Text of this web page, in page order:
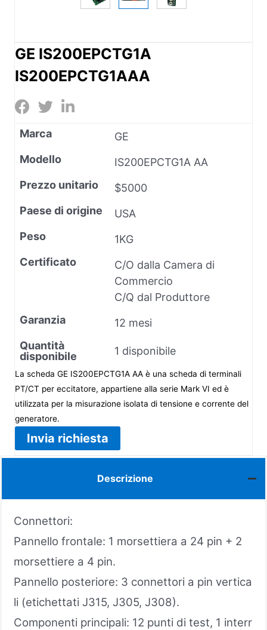
GE IS200EPCTG1A
IS200EPCTG1AAA
Marca
GE
Modello
IS200EPCTG1A AA
Prezzo unitario
$5000
Paese di origine
USA
Peso
1KG
Certificato
C/O dalla Camera di
Commercio
C/Q dal Produttore
Garanzia
12 mesi
Quantità
disponibile
1 disponibile
La scheda GE IS200EPCTG1A AA è una scheda di terminali
PT/CT per eccitatore, appartiene alla serie Mark VI ed è
utilizzata per la misurazione isolata di tensione e corrente del
generatore.
Invia richiesta
Descrizione
Connettori:
Pannello frontale: 1 morsettiera a 24 pin + 2
morsettiere a 4 pin.
Pannello posteriore: 3 connettori a pin vertica
li (etichettati J315, J305, J308).
Componenti principali: 12 punti di test, 1 interr